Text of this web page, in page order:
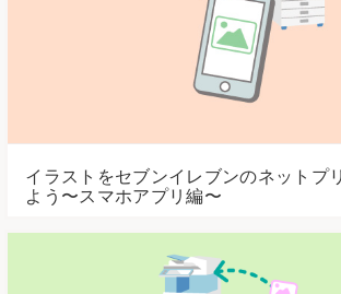
イラストをセブンイレブンのネットプ
よう〜スマホアプリ編〜